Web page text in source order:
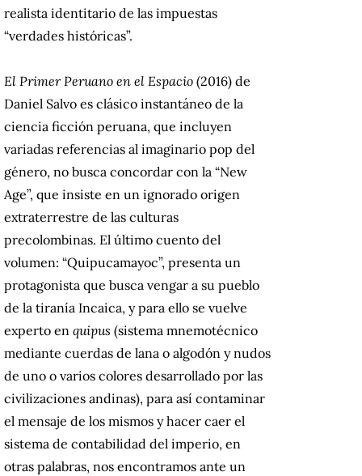
realista identitario de las impuestas
“verdades históricas”.
El Primer Peruano en el Espacio (2016) de
Daniel Salvo es clásico instantáneo de la
ciencia ficción peruana, que incluyen
variadas referencias al imaginario pop del
género, no busca concordar con la “New
Age”, que insiste en un ignorado origen
extraterrestre de las culturas
precolombinas. El último cuento del
volumen: “Quipucamayoc”, presenta un
protagonista que busca vengar a su pueblo
de la tiranía Incaica, y para ello se vuelve
experto en quipus (sistema mnemotécnico
mediante cuerdas de lana o algodón y nudos
de uno o varios colores desarrollado por las
civilizaciones andinas), para así contaminar
el mensaje de los mismos y hacer caer el
sistema de contabilidad del imperio, en
otras palabras, nos encontramos ante un